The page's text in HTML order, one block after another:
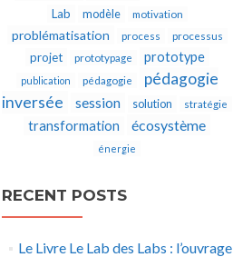
Lab modèle motivation
problématisation process processus
projet prototypage prototype
publication pédagogie
pédagogie
inversée
session solution stratégie
transformation écosystème
énergie
RECENT POSTS
Le Livre Le Lab des Labs : l’ouvrage